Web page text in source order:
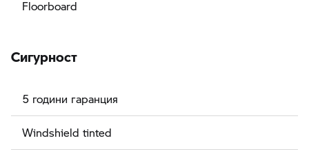
Floorboard
Сигурност
5 години гаранция
Windshield tinted